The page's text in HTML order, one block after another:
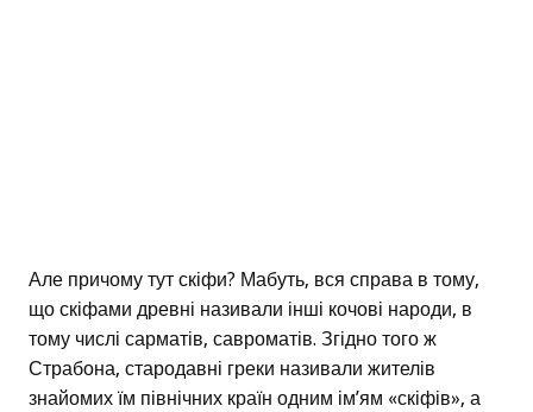
Але причому тут скіфи? Мабуть, вся справа в тому,
що скіфами древні називали інші кочові народи, в
тому числі сарматів, савроматів. Згідно того ж
Страбона, стародавні греки називали жителів
знайомих їм північних країн одним ім’ям «скіфів», а